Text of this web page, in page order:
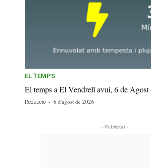
EL TEMPS
El temps a El Vendrell avui, 6 de Agost
Redacció - 6 d'agost de 2026
- Publicitat -